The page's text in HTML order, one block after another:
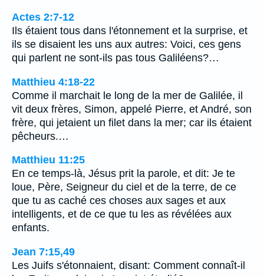
Actes 2:7-12
Ils étaient tous dans l'étonnement et la surprise, et
ils se disaient les uns aux autres: Voici, ces gens
qui parlent ne sont-ils pas tous Galiléens?…
Matthieu 4:18-22
Comme il marchait le long de la mer de Galilée, il
vit deux frères, Simon, appelé Pierre, et André, son
frère, qui jetaient un filet dans la mer; car ils étaient
pêcheurs.…
Matthieu 11:25
En ce temps-là, Jésus prit la parole, et dit: Je te
loue, Père, Seigneur du ciel et de la terre, de ce
que tu as caché ces choses aux sages et aux
intelligents, et de ce que tu les as révélées aux
enfants.
Jean 7:15,49
Les Juifs s'étonnaient, disant: Comment connaît-il